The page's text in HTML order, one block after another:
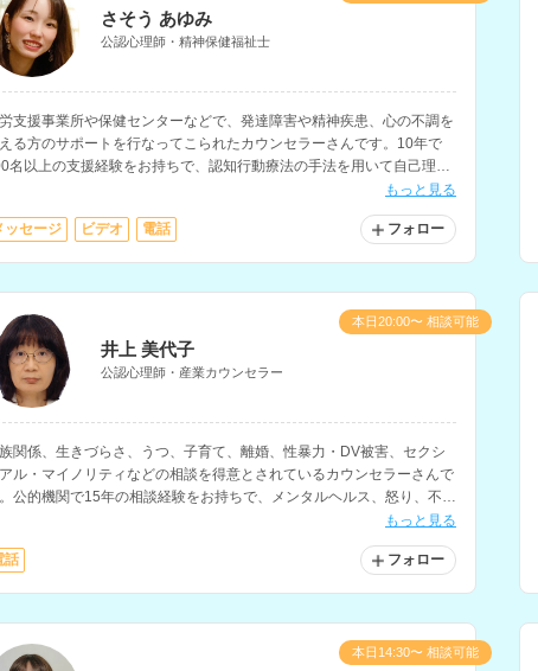
さそう あゆみ
公認心理師・精神保健福祉士
支援事業所や保健センターなどで、発達障害や精神疾患、心の不調を
る方のサポートを行なってこられたカウンセラーさんです。10年で
名以上の支援経験をお持ちで、認知行動療法の手法を用いて自己理解
深めるサポートやセルフケアに関する相談にも対応されています。
もっと見る
ッセージ ビデオ 電話 フォロー
井上 美代子
公認心理師・産業カウンセラー
関係、生きづらさ、うつ、子育て、離婚、性暴力・DV被害、セクシ
ル・マイノリティなどの相談を得意とされているカウンセラーさんで
公的機関で15年の相談経験をお持ちで、メンタルヘルス、怒り、不
、自己嫌悪、自分に自信がないなどの悩みにも対応されています。
もっと見る
話 フォロー
本日20:00〜 相談可能
本日14:30〜 相談可能